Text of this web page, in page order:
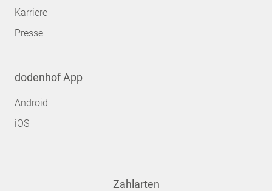
Karriere
Presse
dodenhof App
Android
iOS
Zahlarten